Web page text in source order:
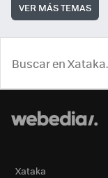
VER MÁS TEMAS
Xataka